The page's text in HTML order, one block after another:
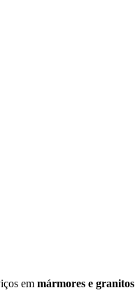
em mármores e granitos